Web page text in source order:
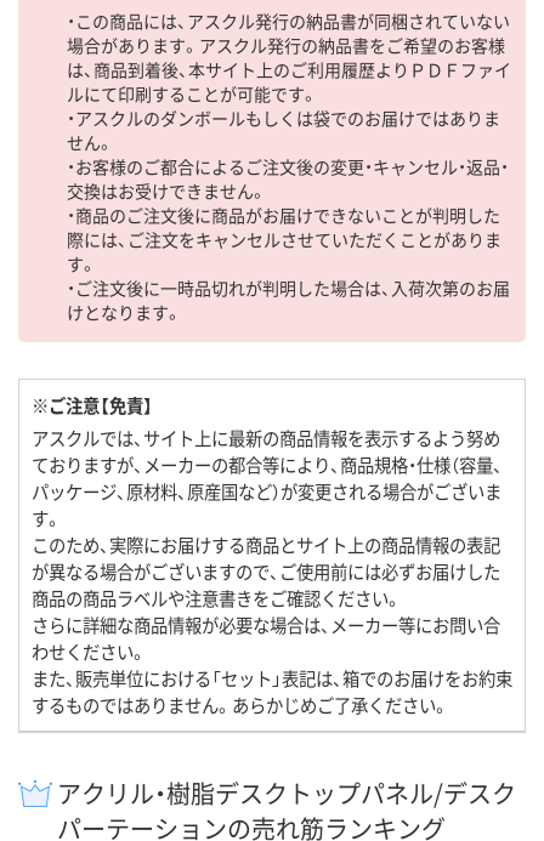
・この商品には、アスクル発行の納品書が同梱されていない
場合があります。アスクル発行の納品書をご希望のお客様
は、商品到着後、本サイト上のご利用履歴よりＰＤＦファイ
ルにて印刷することが可能です。
・アスクルのダンボールもしくは袋でのお届けではありま
せん。
・お客様のご都合によるご注文後の変更・キャンセル・返品・
交換はお受けできません。
・商品のご注文後に商品がお届けできないことが判明した
際には、ご注文をキャンセルさせていただくことがありま
す。
・ご注文後に一時品切れが判明した場合は、入荷次第のお届
けとなります。
※ご注意【免責】
アスクルでは、サイト上に最新の商品情報を表示するよう努め
ておりますが、メーカーの都合等により、商品規格・仕様（容量、
パッケージ、原材料、原産国など）が変更される場合がございま
す。
このため、実際にお届けする商品とサイト上の商品情報の表記
が異なる場合がございますので、ご使用前には必ずお届けした
商品の商品ラベルや注意書きをご確認ください。
さらに詳細な商品情報が必要な場合は、メーカー等にお問い合
わせください。
また、販売単位における「セット」表記は、箱でのお届けをお約束
するものではありません。あらかじめご了承ください。
アクリル・樹脂デスクトップパネル/デスク
パーテーションの売れ筋ランキング